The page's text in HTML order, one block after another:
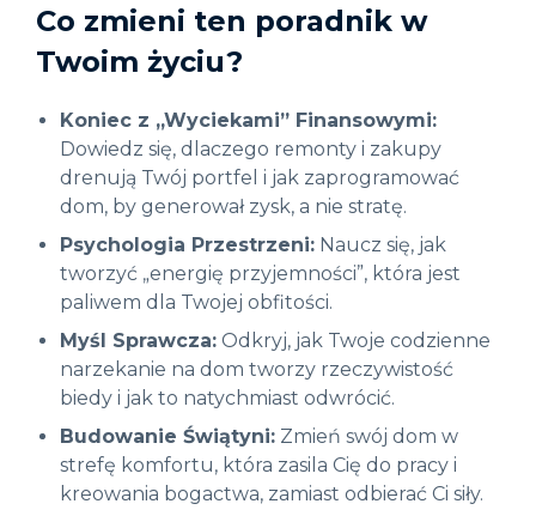
Co zmieni ten poradnik w
Twoim życiu?
Koniec z „Wyciekami” Finansowymi:
Dowiedz się, dlaczego remonty i zakupy
drenują Twój portfel i jak zaprogramować
dom, by generował zysk, a nie stratę.
Psychologia Przestrzeni: Naucz się, jak
tworzyć „energię przyjemności”, która jest
paliwem dla Twojej obfitości.
Myśl Sprawcza: Odkryj, jak Twoje codzienne
narzekanie na dom tworzy rzeczywistość
biedy i jak to natychmiast odwrócić.
Budowanie Świątyni: Zmień swój dom w
strefę komfortu, która zasila Cię do pracy i
kreowania bogactwa, zamiast odbierać Ci siły.